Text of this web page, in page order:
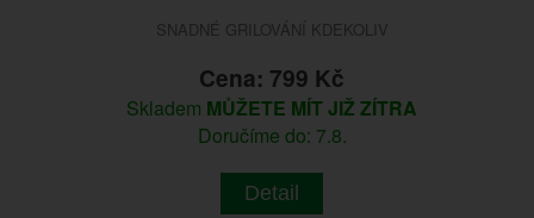
SNADNÉ GRILOVÁNÍ KDEKOLIV
Cena: 799 Kč
Skladem MŮŽETE MÍT JIŽ ZÍTRA
Doručíme do: 7.8.
Detail